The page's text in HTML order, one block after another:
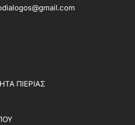
ΠΙΕΡΙΑΣ